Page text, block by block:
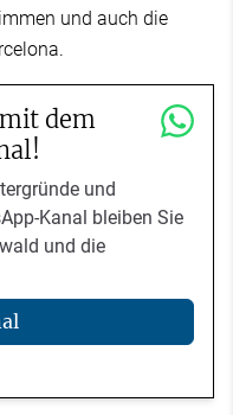
und auch die
dem
und
Kanal bleiben Sie
und die